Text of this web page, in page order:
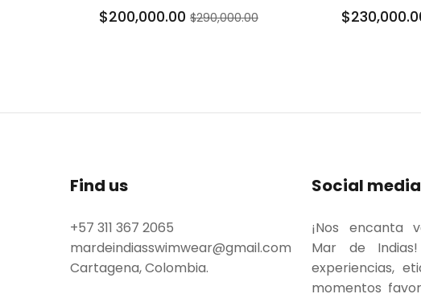
$200,000.00 $290,000.00
Find us
+57 311 367 2065
mardeindiasswimwear@gmail.com
Cartagena, Colombia.
Social media
¡Nos encanta
Mar de
experiencias,
momentos